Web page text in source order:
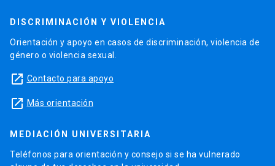
DISCRIMINACIÓN Y VIOLENCIA
Orientación y apoyo en casos de discriminación, violencia de
género o violencia sexual.
launch Contacto para apoyo
launch Más orientación
MEDIACIÓN UNIVERSITARIA
Teléfonos para orientación y consejo si se ha vulnerado